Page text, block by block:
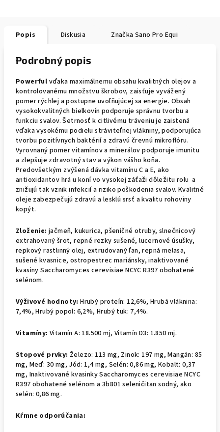
Popis Diskusia Značka Sano Pro Equi
Podrobný popis
Powerful vďaka maximálnemu obsahu kvalitných olejov a
kontrolovanému množstvu škrobov, zaisťuje vyvážený
pomer rýchlej a postupne uvoľňujúcej sa energie. Obsah
vysokokvalitných bielkovín podporuje správnu tvorbu a
funkciu svalov. Šetrnosť k citlivému tráveniu je zaistená
vďaka vysokému podielu stráviteľnej vlákniny, podporujúca
tvorbu pozitívnych baktérií a zdravú črevnú mikroflóru.
Vyrovnaný pomer vitamínov a minerálov podporuje imunitu
a zlepšuje zdravotný stav a výkon vášho koňa.
Predovšetkým zvýšená dávka vitamínu C a E, ako
antioxidantov hrá u koní vo vysokej záťaži dôležitu rolu a
znižujú tak vznik infekcií a riziko poškodenia svalov. Kvalitné
oleje zabezpečujú zdravú a lesklú srsť a kvalitu rohoviny
kopýt.
Zloženie:jačmeň, kukurica, pšeničné otruby, slnečnicový
extrahovaný šrot, repné rezky sušené, lucernové úsušky,
repkový rastlinný olej, extrudovaný ľan, repná melasa,
sušené kvasnice, ostropestrec mariánsky, inaktivované
kvasiny Saccharomyces cerevisiae NCYC R397 obohatené
selénom.
Výživové hodnoty:Hrubý proteín: 12,6%, Hrubá vláknina:
7,4%, Hrubý popol: 6,2%, Hrubý tuk: 7,4%.
Vitamíny: Vitamín A: 18.500 mj, Vitamín D3: 1.850 mj.
Stopové prvky: Železo: 113 mg, Zinok: 197 mg, Mangán: 85
mg, Meď: 30 mg, Jód: 1,4 mg, Selén: 0,86 mg, Kobalt: 0,37
mg, Inaktivované kvasinky Saccharomyces cerevisiae NCYC
R397 obohatené selénom a 3b801 seleničitan sodný, ako
selén: 0,86 mg.
Kŕmne odporúčania: